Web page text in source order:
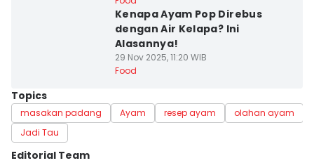
Kenapa Ayam Pop Direbus
dengan Air Kelapa? Ini
Alasannya!
29 Nov 2025, 11:20 WIB
Food
Topics
masakan padang Ayam resep ayam olahan ayam
Jadi Tau
Editorial Team